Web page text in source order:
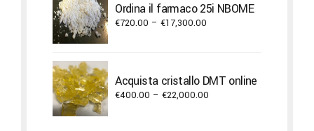
€2,000.00
Ordina il farmaco 25i NBOME
€720.00 – €17,300.00
€17,300.00
Acquista cristallo DMT online
€400.00 – €22,000.00